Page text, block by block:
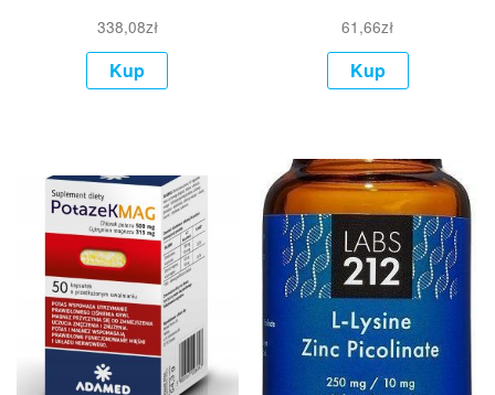
338,08zł
Kup
61,66zł
Kup